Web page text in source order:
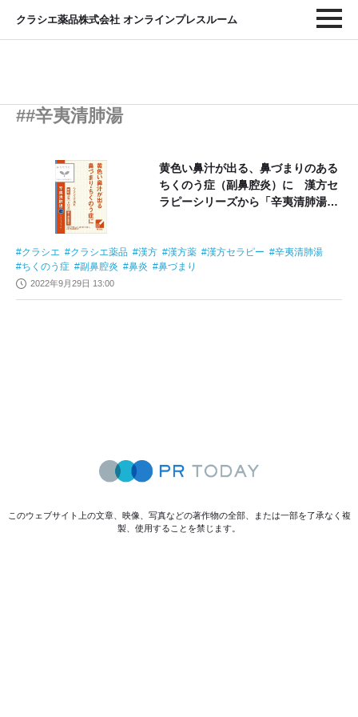
クラシエ薬品株式会社 オンラインプレスルーム
##辛夷清肺湯
黄色い鼻汁が出る、鼻づまりのある
ちくのう症（副鼻腔炎）に 漢方セ
ラピーシリーズから「辛夷清肺湯
クラシエ クラシエ薬品 漢方 漢方薬 漢方セラピー
辛夷清肺湯
ちくのう症
副鼻腔炎 鼻炎 鼻づまり
2022年9月29日 13:00
このウェブサイト上の文章、映像、写真などの著作物の全部、または一部を了承なく複
製、使用することを禁じます。